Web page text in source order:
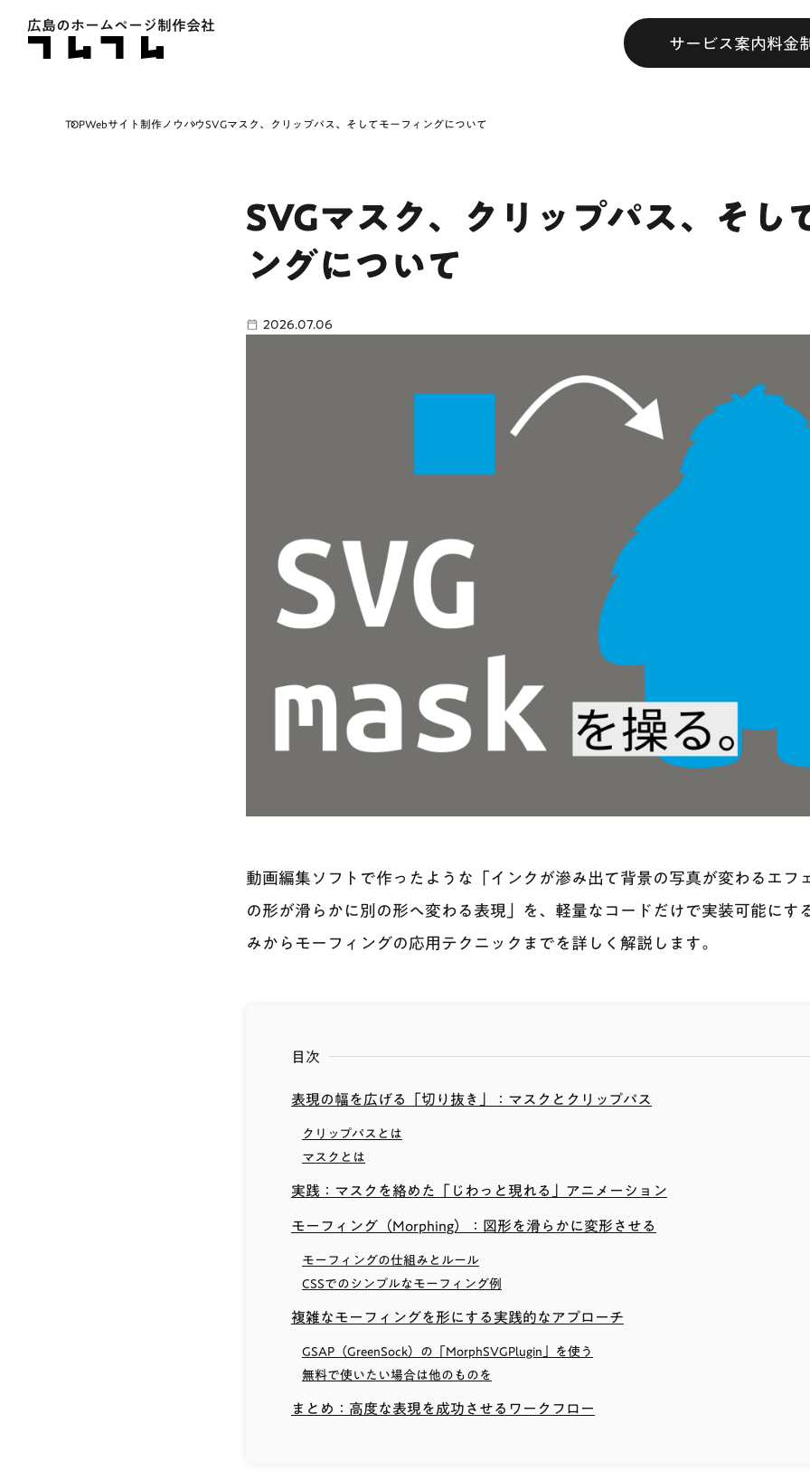
広島のホームページ制作会社
サービス案内料金
TOPWebサイト制作ノウハウSVGマスク、クリップパス、そしてモーフィングについて
SVGマスク、クリップパス、そし
ングについて
2026.07.06
動画編集ソフトで作ったような「インクが滲み出て背景の写真が変わるエフ
の形が滑らかに別の形へ変わる表現」を、軽量なコードだけで実装可能にす
みからモーフィングの応用テクニックまでを詳しく解説します。
目次
表現の幅を広げる「切り抜き」：マスクとクリップパス
クリップパスとは
マスクとは
実践：マスクを絡めた「じわっと現れる」アニメーション
モーフィング（Morphing）：図形を滑らかに変形させる
モーフィングの仕組みとルール
CSSでのシンプルなモーフィング例
複雑なモーフィングを形にする実践的なアプローチ
GSAP（GreenSock）の「MorphSVGPlugin」を使う
無料で使いたい場合は他のものを
まとめ：高度な表現を成功させるワークフロー